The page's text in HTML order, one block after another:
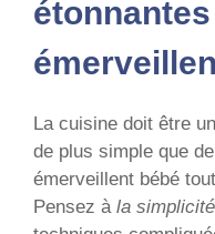
La cuisine doit être
de plus simple que
émerveillent bébé
Pensez à la simplicité